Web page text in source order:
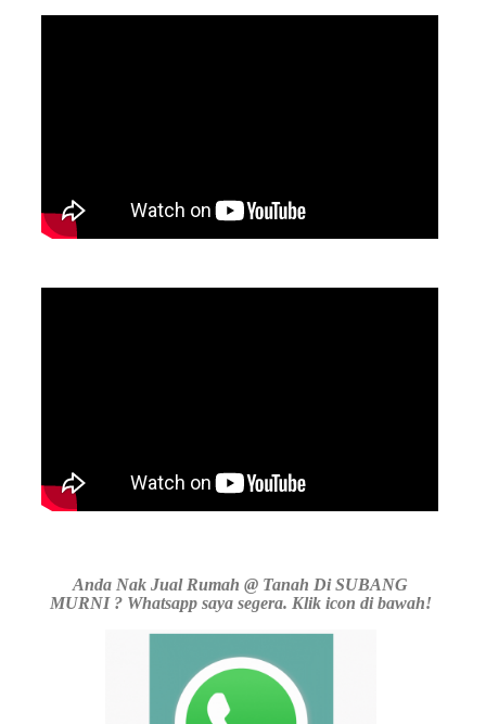
Anda Nak Jual Rumah @ Tanah Di SUBANG
MURNI ? Whatsapp saya segera. Klik icon di bawah!